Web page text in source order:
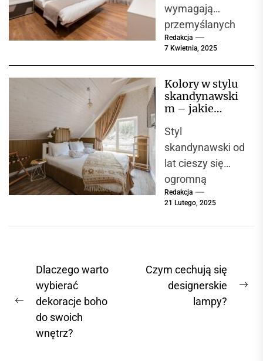
często...
materiałów i
propozycji
wymagają
przemyślanych
rozwiązań, które
połączą
wygląd,
funkcjonalność i
Do
najważniejszych
elementów
wyposażenia w
każdym domu i...
Redakcja
7 Kwietnia, 2025
Kolory w stylu
skandynawski
m – jakie
dominują i jak
je łączyć?
Styl
skandynawski od
lat cieszy się
ogromną
popularnością na
całym świecie.
Jego
prostota,
funkcjonalność i
naturalne
Redakcja
21 Lutego, 2025
w
Dlaczego warto
wybierać
dekoracje boho
do swoich
wnętrz?
Czym cechują się
designerskie
lampy?